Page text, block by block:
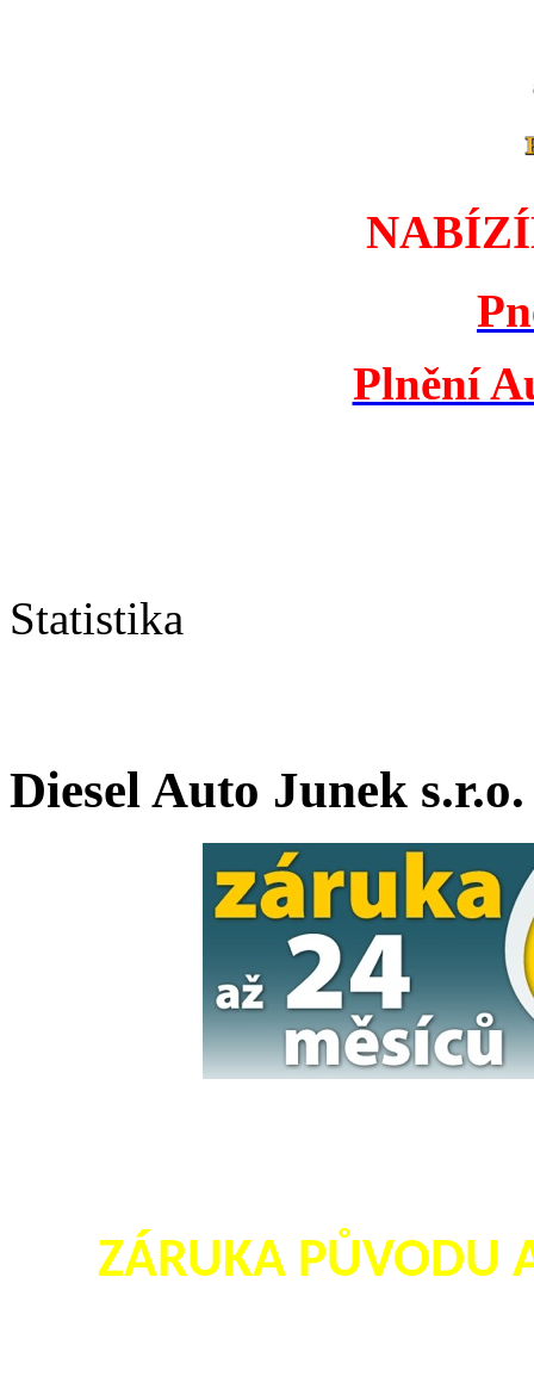
Plnění
Statistika
Diesel Auto Junek s.r.o.
ZÁRUKA PŮVODU